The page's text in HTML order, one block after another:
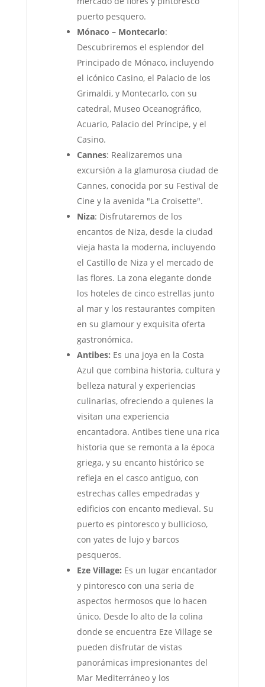
puerto pesquero.
Mónaco – Montecarlo:
Descubriremos el esplendor del
Principado de Mónaco, incluyendo
el icónico Casino, el Palacio de los
Grimaldi, y Montecarlo, con su
catedral, Museo Oceanográfico,
Acuario, Palacio del Príncipe, y el
Casino.
Cannes: Realizaremos una
excursión a la glamurosa ciudad de
Cannes, conocida por su Festival de
Cine y la avenida "La Croisette".
Niza: Disfrutaremos de los
encantos de Niza, desde la ciudad
vieja hasta la moderna, incluyendo
el Castillo de Niza y el mercado de
las flores. La zona elegante donde
los hoteles de cinco estrellas junto
al mar y los restaurantes compiten
en su glamour y exquisita oferta
gastronómica.
Antibes: Es una joya en la Costa
Azul que combina historia, cultura y
belleza natural y experiencias
culinarias, ofreciendo a quienes la
visitan una experiencia
encantadora. Antibes tiene una rica
historia que se remonta a la época
griega, y su encanto histórico se
refleja en el casco antiguo, con
estrechas calles empedradas y
edificios con encanto medieval. Su
puerto es pintoresco y bullicioso,
con yates de lujo y barcos
pesqueros.
Eze Village: Es un lugar encantador
y pintoresco con una seria de
aspectos hermosos que lo hacen
único. Desde lo alto de la colina
donde se encuentra Eze Village se
pueden disfrutar de vistas
panorámicas impresionantes del
Mar Mediterráneo y los